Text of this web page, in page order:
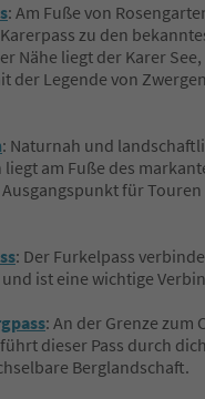
: Am Fuße von
zu den
Nähe liegt der Karer
der Legende von
: Naturnah und
liegt am Fuße des
für Touren
: Der Furkelpass
ist eine wichtige
: An der Grenze zum
dieser Pass durch
Berglandschaft.